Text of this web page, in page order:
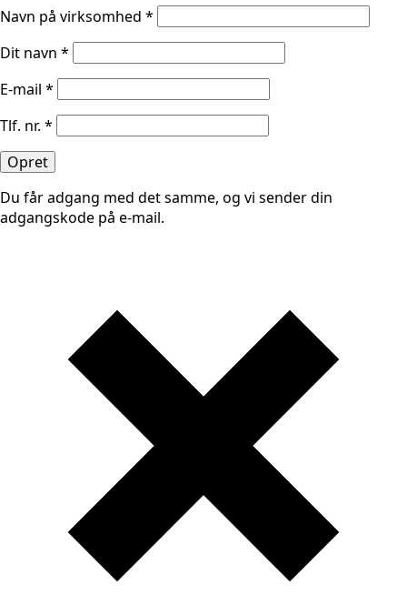
Navn på virksomhed *
Dit navn *
E-mail *
Tlf. nr. *
Opret
Du får adgang med det samme, og vi sender din
adgangskode på e-mail.